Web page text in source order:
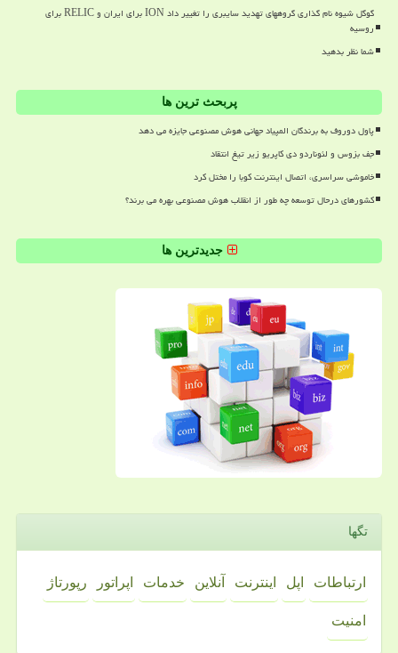
گوگل شیوه نام گذاری گروههای تهدید سایبری را تغییر داد ION برای ایران و RELIC برای
روسیه
شما نظر بدهید
پربحث ترین ها
پاول دوروف به برندگان المپیاد جهانی هوش مصنوعی جایزه می دهد
جف بزوس و لئوناردو دی کاپریو زیر تیغ انتقاد
خاموشی سراسری، اتصال اینترنت کوبا را مختل کرد
کشورهای درحال توسعه چه طور از انقلاب هوش مصنوعی بهره می برند؟
جدیدترین ها
تگها
ارتباطات اپل اینترنت آنلاین خدمات اپراتور رپورتاژ
امنیت